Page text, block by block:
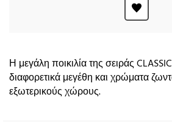
Η μεγάλη ποικιλία της σειράς
διαφορετικά μεγέθη και χρώματα
εξωτερικούς χώρους.